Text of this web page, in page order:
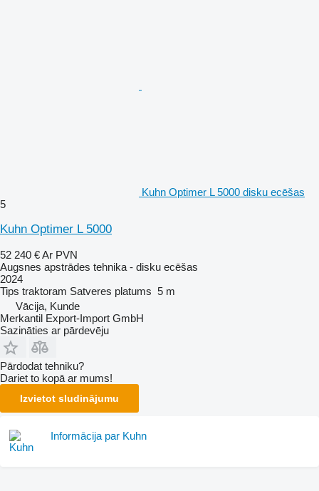
Kuhn Optimer L 5000 disku ecēšas
5
Kuhn Optimer L 5000
52 240 €Ar PVN
Augsnes apstrādes tehnika - disku ecēšas
2024
Tips traktoram Satveres platums 5 m
Vācija, Kunde
Merkantil Export-Import GmbH
Sazināties ar pārdevēju
Pārdodat tehniku?
Dariet to kopā ar mums!
Izvietot sludinājumu
Informācija par Kuhn